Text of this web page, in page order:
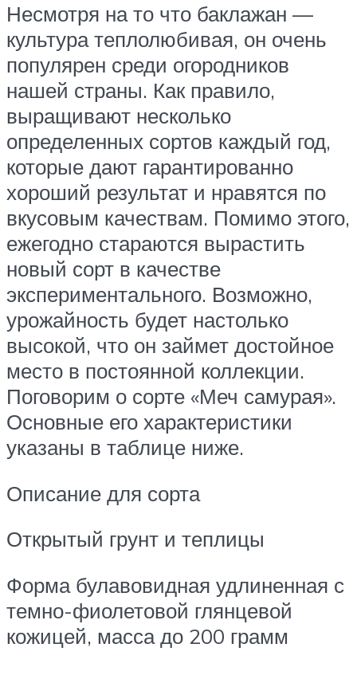
Несмотря на то что баклажан —
культура теплолюбивая, он очень
популярен среди огородников
нашей страны. Как правило,
выращивают несколько
определенных сортов каждый год,
которые дают гарантированно
хороший результат и нравятся по
вкусовым качествам. Помимо этого,
ежегодно стараются вырастить
новый сорт в качестве
экспериментального. Возможно,
урожайность будет настолько
высокой, что он займет достойное
место в постоянной коллекции.
Поговорим о сорте «Меч самурая».
Основные его характеристики
указаны в таблице ниже.
Описание для сорта
Открытый грунт и теплицы
Форма булавовидная удлиненная с
темно-фиолетовой глянцевой
кожицей, масса до 200 грамм